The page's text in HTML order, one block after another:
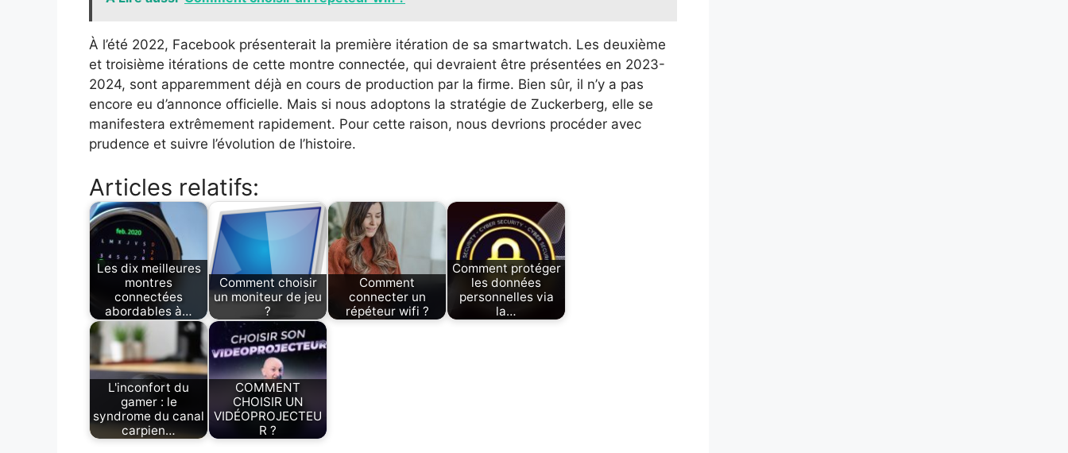
À l’été 2022, Facebook présenterait la première itération de sa smartwatch. Les deuxième
et troisième itérations de cette montre connectée, qui devraient être présentées en 2023-
2024, sont apparemment déjà en cours de production par la firme. Bien sûr, il n’y a pas
encore eu d’annonce officielle. Mais si nous adoptons la stratégie de Zuckerberg, elle se
manifestera extrêmement rapidement. Pour cette raison, nous devrions procéder avec
prudence et suivre l’évolution de l’histoire.
Articles relatifs:
Les dix meilleures
montres
connectées
abordables à…
Comment choisir
un moniteur de jeu
?
Comment
connecter un
répéteur wifi ?
Comment protéger
les données
personnelles via
la…
L'inconfort du
gamer : le
syndrome du canal
carpien…
COMMENT
CHOISIR UN
VIDÉOPROJECTEU
R ?